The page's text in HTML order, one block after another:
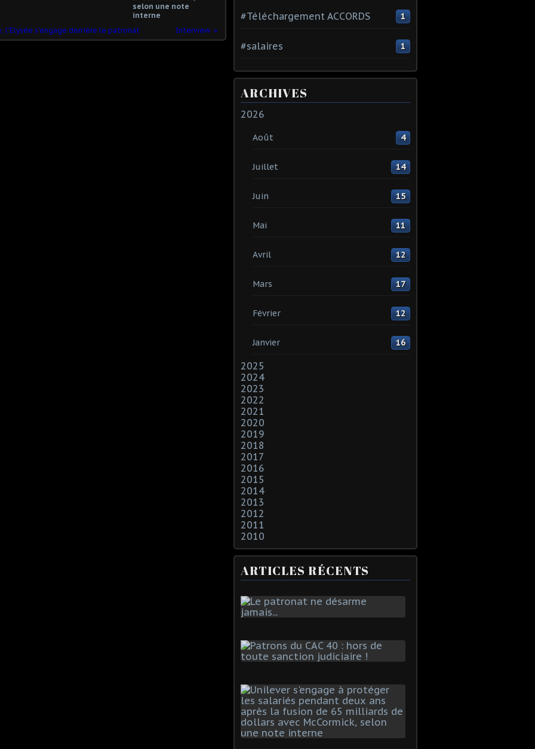
selon une note
interne
l'Elysée s'engage derrière le patronat
Interview
#Téléchargement ACCORDS 1
#salaires 1
ARCHIVES
2026
Août 4
Juillet 14
Juin 15
Mai 11
Avril 12
Mars 17
Février 12
Janvier 16
2025
2024
2023
2022
2021
2020
2019
2018
2017
2016
2015
2014
2013
2012
2011
2010
ARTICLES RÉCENTS